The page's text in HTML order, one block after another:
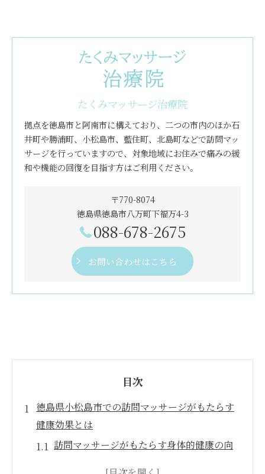
たくみマッサージ治療院
拠点を徳島市と阿南市に構えており、二つの市内のほか石
井町や勝浦町、小松島市、藍住町、北島町などで訪問マッ
サージを行っていますので、対象地域にお住みで痛みの緩
和や機能の回復を目指す方はご利用ください。
〒770-8074
徳島県徳島市八万町下福万4-3
088-678-2675
お問い合わせはこちら
目次
徳島県小松島市での訪問マッサージがもたらす
健康効果とは
訪問マッサージがもたらす身体的健康の向